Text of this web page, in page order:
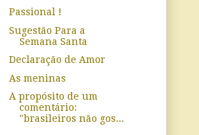
Passional !
Sugestão Para a
Semana Santa
Declaração de Amor
As meninas
A propósito de um
comentário:
"brasileiros não gos...